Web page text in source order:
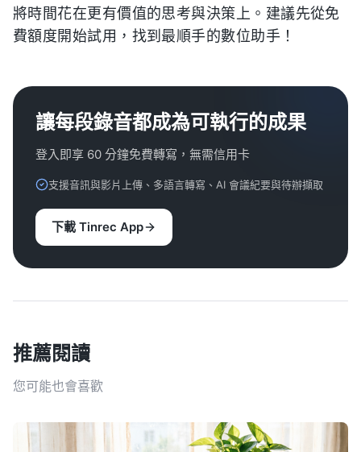
將時間花在更有價值的思考與決策上。建議先從免
費額度開始試用，找到最順手的數位助手！
讓每段錄音都成為可執行的成果
登入即享 60 分鐘免費轉寫，無需信用卡
支援音訊與影片上傳、多語言轉寫、AI 會議紀要與待辦擷取
下載 Tinrec App
推薦閱讀
您可能也會喜歡